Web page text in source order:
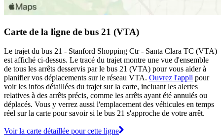
Carte de la ligne de bus 21 (VTA)
Le trajet du bus 21 - Stanford Shopping Ctr - Santa Clara TC (VTA)
est affiché ci-dessus. Le tracé du trajet montre une vue d'ensemble
de tous les arrêts desservis par le bus 21 (VTA) pour vous aider à
planifier vos déplacements sur le réseau VTA. Ouvrez l'appli pour
voir les infos détaillées du trajet sur la carte, incluant les alertes
relatives à des arrêts précis, comme les arrêts ayant été annulés ou
déplacés. Vous y verrez aussi l'emplacement des véhicules en temps
réel sur la carte pour savoir si le bus 21 s'approche de votre arrêt.
Voir la carte détaillée pour cette ligne